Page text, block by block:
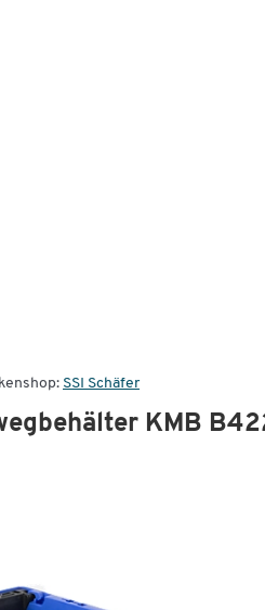
SSI Schäfer
KMB